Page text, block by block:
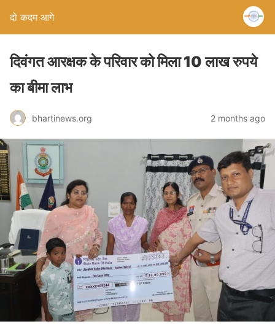
दो कदम आगे
दिवंगत आरक्षक के परिवार को मिला 10 लाख रुपये
का बीमा लाभ
bhartinews.org 2 months ago